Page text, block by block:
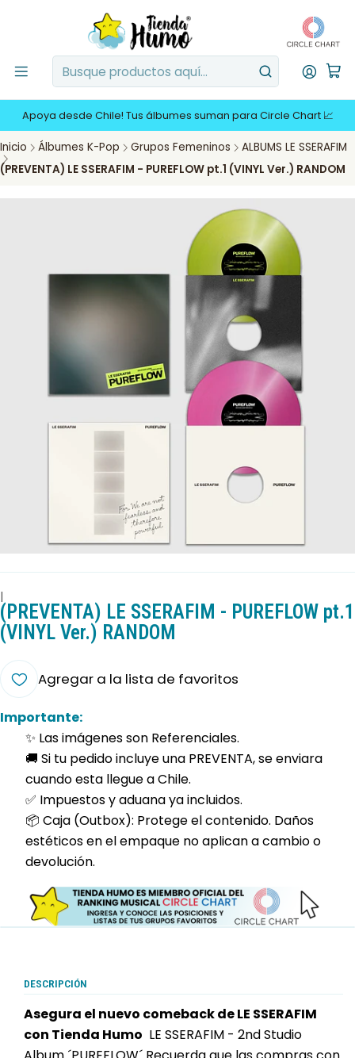
Apoya desde Chile! Tus álbumes suman para Circle Chart 📈
Inicio Álbumes K-Pop Grupos Femeninos
ALBUMS LE SSERAFIM
(PREVENTA) LE SSERAFIM - PUREFLOW pt.1 (VINYL Ver.) RANDOM
|
(PREVENTA) LE SSERAFIM - PUREFLOW pt.1
(VINYL Ver.) RANDOM
Agregar a la lista de favoritos
Importante:
✨ Las imágenes son Referenciales.
🚚 Si tu pedido incluye una PREVENTA, se enviara
cuando esta llegue a Chile.
✅ Impuestos y aduana ya incluidos.
📦 Caja (Outbox): Protege el contenido. Daños
estéticos en el empaque no aplican a cambio o
devolución.
DESCRIPCIÓN
Asegura el nuevo comeback de LE SSERAFIM
con Tienda Humo LE SSERAFIM - 2nd Studio